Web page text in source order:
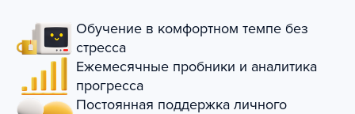
Обучение в комфортном темпе без
стресса
Ежемесячные пробники и аналитика
прогресса
Постоянная поддержка личного